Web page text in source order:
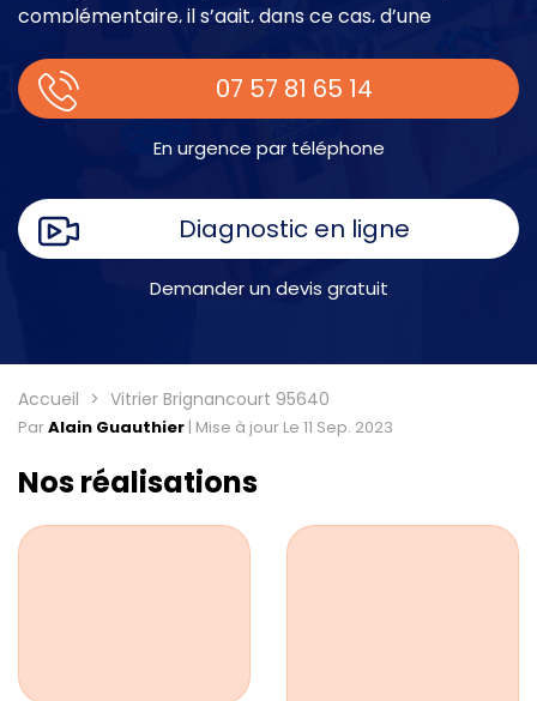
complémentaire, il s’agit, dans ce cas, d’une
place.
07 57 81 65 14
En urgence par téléphone
Diagnostic en ligne
Demander un devis gratuit
Accueil Vitrier Brignancourt 95640
ParAlain Guauthier | Mise à jour Le 11 Sep. 2023
Nos réalisations